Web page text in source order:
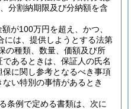
分割納期限及び分納額を含
が100万円を超え、かつ、
には、提供しようとする法第
の種類、数量、価額及び所
あるときは、保証人の氏名
保に関し参考となるべき事項
い特別の事情があるとき
条例で定める書類は、次に